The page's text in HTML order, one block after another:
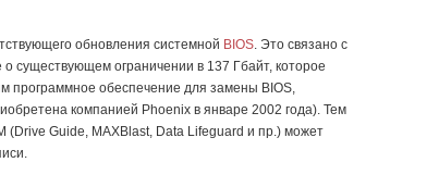
обновления системной BIOS. Это связано с
существующем ограничении в 137 Гбайт, которое
программное обеспечение для замены BIOS,
компанией Phoenix в январе 2002 года). Тем
(Drive Guide, MAXBlast, Data Lifeguard и пр.) может